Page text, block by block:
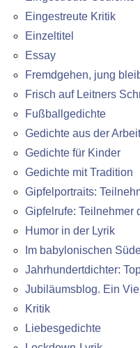
Eingestreute Kritik
Einzeltitel
Essay
Fremdgehen, jung
Frisch auf Leitners
Fußballgedichte
Gedichte aus der
Gedichte für Kinder
Gedichte mit Tradition
Gipfelportraits:
Gipfelrufe: Teilnehmer
Humor in der Lyrik
Im babylonischen
Jahrhundertdichter:
Jubiläumsblog. Ein
Kritik
Liebesgedichte